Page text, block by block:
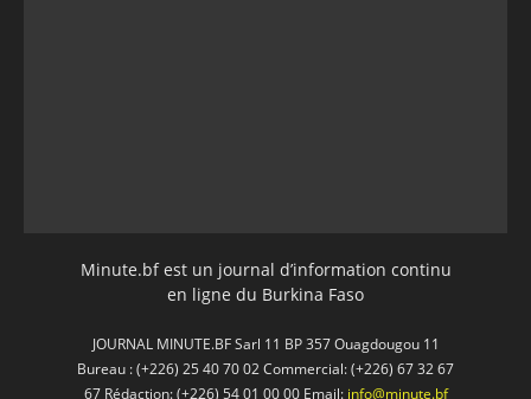
Minute.bf est un journal d’information continu
en ligne du Burkina Faso
JOURNAL MINUTE.BF Sarl 11 BP 357 Ouagdougou 11
Bureau : (+226) 25 40 70 02 Commercial: (+226) 67 32 67
67 Rédaction: (+226) 54 01 00 00 Email: info@minute.bf